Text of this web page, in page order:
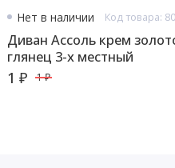
Нет в наличии Код товара:
Диван Ассоль крем
глянец 3-х местный
1 ₽ 1 ₽